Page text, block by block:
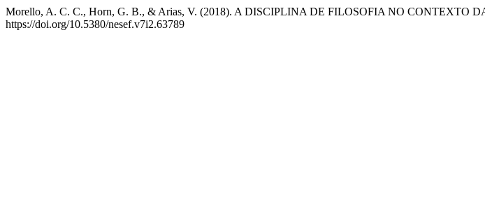
Morello, A. C. C., Horn, G. B., & Arias, V. (2018). A DISCIPLINA DE FILOSOFIA NO CONTEXTO
https://doi.org/10.5380/nesef.v7i2.63789